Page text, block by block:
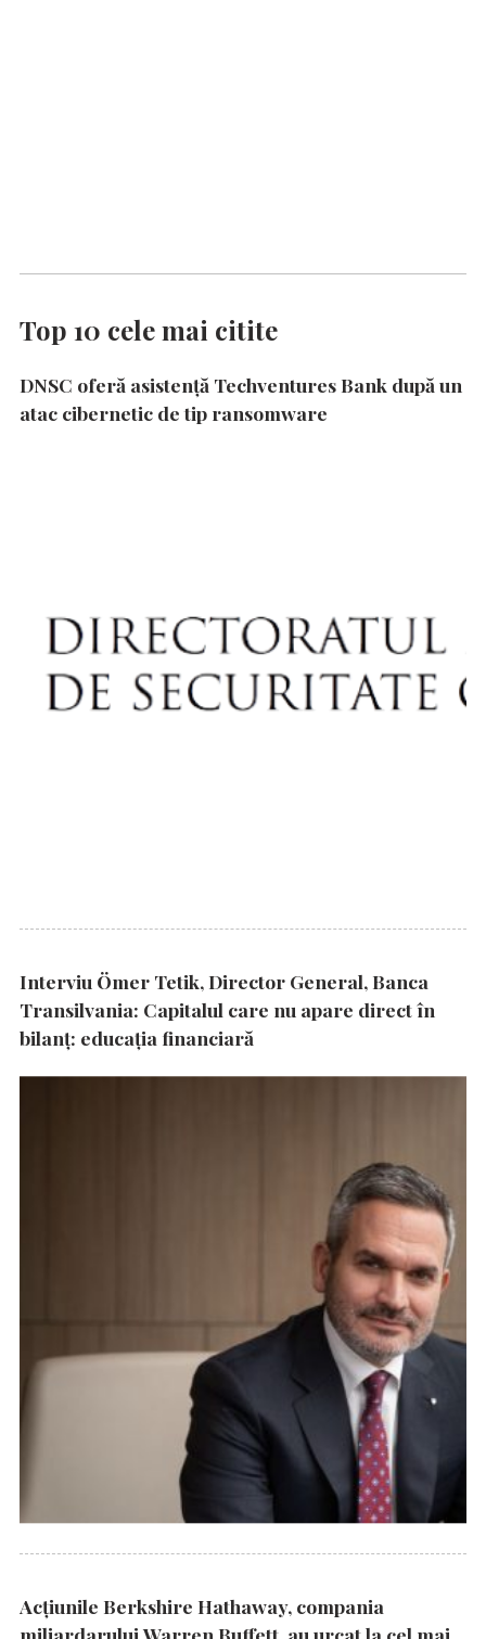
Top 10 cele mai citite
DNSC oferă asistență Techventures Bank după un
atac cibernetic de tip ransomware
Interviu Ömer Tetik, Director General, Banca
Transilvania: Capitalul care nu apare direct în
bilanț: educația financiară
Acțiunile Berkshire Hathaway, compania